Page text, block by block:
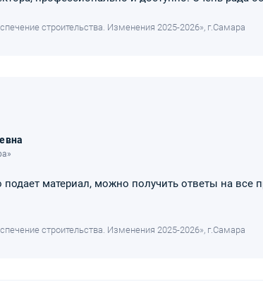
строительства. Изменения 2025-2026», г.Самара
подает материал, можно получить ответы на
строительства. Изменения 2025-2026», г.Самара